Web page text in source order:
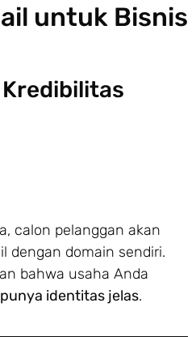
untuk Bisnis
Kredibilitas
calon pelanggan akan
dengan domain sendiri.
bahwa usaha Anda
identitas jelas.